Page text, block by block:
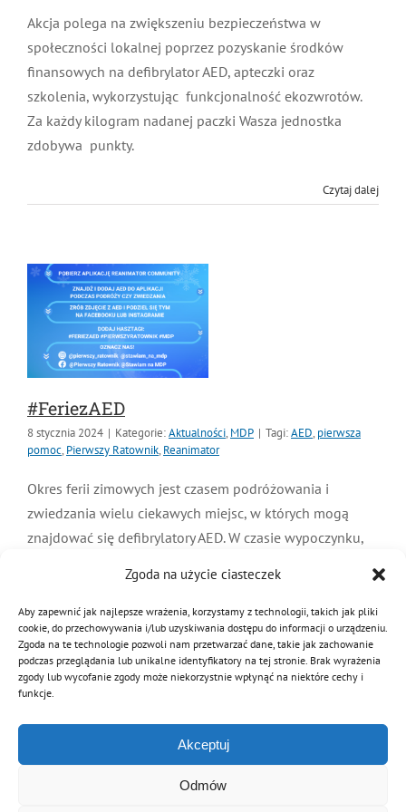
Zgoda na użycie ciasteczek
Aby zapewnić jak najlepsze wrażenia, korzystamy z technologii, takich jak pliki
cookie, do przechowywania i/lub uzyskiwania dostępu do informacji o urządzeniu.
Zgoda na te technologie pozwoli nam przetwarzać dane, takie jak zachowanie
podczas przeglądania lub unikalne identyfikatory na tej stronie. Brak wyrażenia
zgody lub wycofanie zgody może niekorzystnie wpłynąć na niektóre cechy i
funkcje.
Akceptuj
Odmów
Symbole
MDP i DDP
PNWM
Kultura
Orkiestry
Floriany
Historia
Projekty
System OSP
Poradnik
Sklep
100-lecie
Akcja polega na zwiększeniu bezpieczeństwa w
społeczności lokalnej poprzez pozyskanie środków
finansowych na defibrylator AED, apteczki oraz
szkolenia, wykorzystując funkcjonalność ekozwrotów.
Za każdy kilogram nadanej paczki Wasza jednostka
zdobywa punkty.
Czytaj dalej
#FeriezAED
8 stycznia 2024 | Kategorie:Aktualności, MDP | Tagi:AED, pierwsza
pomoc, Pierwszy Ratownik, Reanimator
Okres ferii zimowych jest czasem podróżowania i
zwiedzania wielu ciekawych miejsc, w których mogą
znajdować się defibrylatory AED. W czasie wypoczynku,
pożytecznego i dodać go do naszej mapy za pomocą
aplikacji Reanimator Community. To trwa chwilę! Dzięki
dodawaniu AED zwiększamy bezpieczeństwo i możemy
w ten sposób uratować komuś życie!